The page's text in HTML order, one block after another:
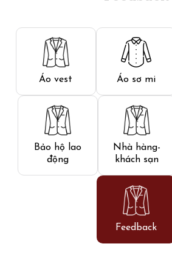
Áo vest Áo sơ mi
Bảo hộ lao
động
Nhà hàng-
khách sạn
Feedback